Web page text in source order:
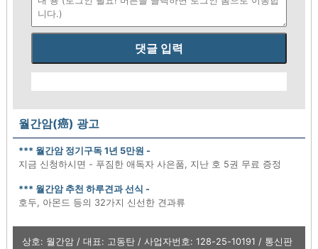
댓글 입력
월간암(癌) 광고
*** 월간암 정기구독 1년 5만원 -
지금 신청하시면 - 푸짐한 애독자 사은품, 지난 호 5권 무료 증정
*** 월간암 추천 하루견과 선식 -
호두, 아몬드 등의 32가지 신선한 견과류
상호: 월간암 / 대표: 고동탄 / 사업자번호: 128-25-10191 / 통신판